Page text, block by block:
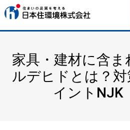
家具・建材に含
ルデヒドとは？
イントNJK